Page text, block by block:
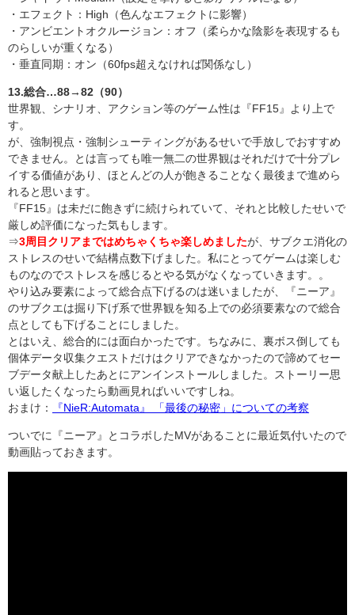
・エフェクト：High（色んなエフェクトに影響）
・アンビエントオクルージョン：オフ（柔らかな陰影を表現するも
のらしいが重くなる）
・垂直同期：オン（60fps超えなければ関係なし）
13.総合…88→82（90）
世界観、シナリオ、アクション等のゲーム性は『FF15』より上で
す。
が、強制視点・強制シューティングがあるせいで手放しでおすすめ
できません。とは言っても唯一無二の世界観はそれだけで十分プレ
イする価値があり、ほとんどの人が飽きることなく最後まで進めら
れると思います。
『FF15』は未だに飽きずに続けられていて、それと比較したせいで
厳しめ評価になった気もします。
⇒3周目クリアまではめちゃくちゃ楽しめましたが、サブクエ消化の
ストレスのせいで結構点数下げました。私にとってゲームは楽しむ
ものなのでストレスを感じるとやる気がなくなっていきます。。
やり込み要素によって総合点下げるのは迷いましたが、『ニーア』
のサブクエは掘り下げ系で世界観を知る上での必須要素なので総合
点としても下げることにしました。
とはいえ、総合的には面白かったです。ちなみに、裏ボス倒しても
個体データ収集クエストだけはクリアできなかったので諦めてセー
ブデータ献上したあとにアンインストールしました。ストーリー思
い返したくなったら動画見ればいいですしね。
おまけ：
『NieR:Automata』 「最後の秘密」についての考察
ついでに『ニーア』とコラボしたMVがあることに最近気付いたので
動画貼っておきます。